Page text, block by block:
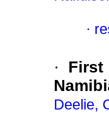
·
·
First
Deelie,